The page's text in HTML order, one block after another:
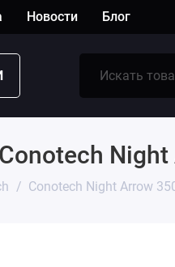
Новости Блог
Night
Conotech Night Arrow